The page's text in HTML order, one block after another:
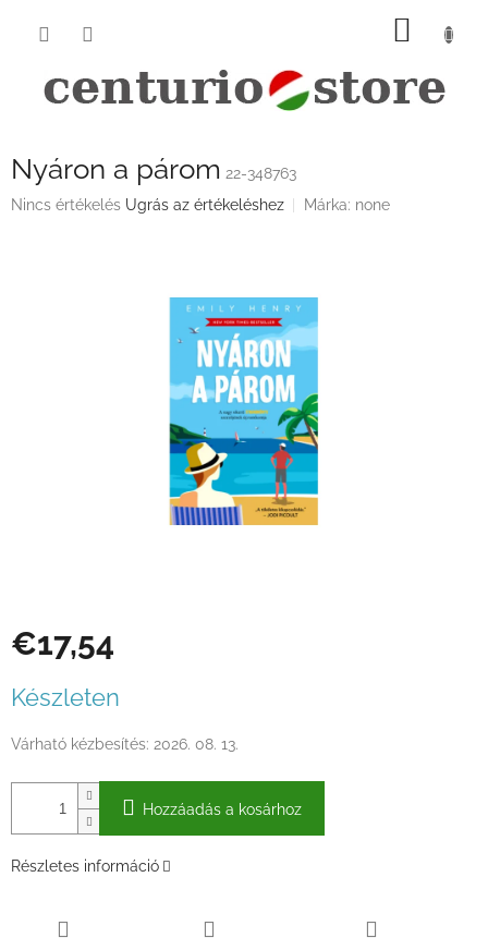
KOSÁR
Nyáron a párom 22-348763
A
Nincs értékelés Ugrás az értékeléshez Márka: none
€17,54
Készleten
Várható kézbesítés: 2026. 08. 13.
Hozzáadás a kosárhoz
Részletes információ